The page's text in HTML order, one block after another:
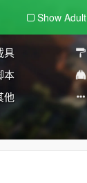
Show Adult
具
本
他